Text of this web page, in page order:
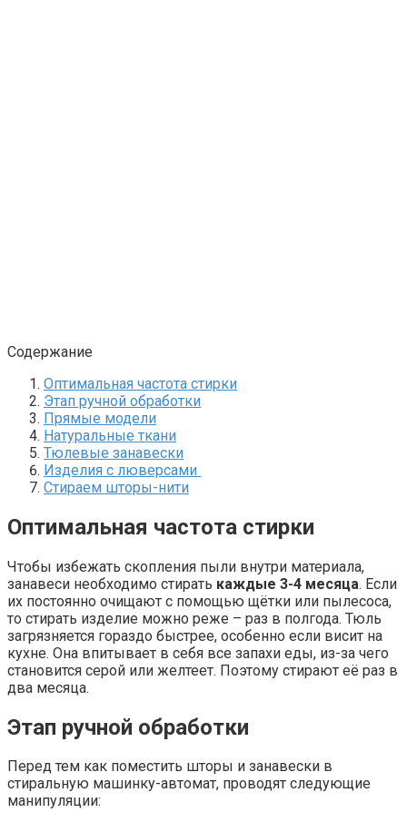
Содержание
Оптимальная частота стирки
Этап ручной обработки
Прямые модели
Натуральные ткани
Тюлевые занавески
Изделия с люверсами
Стираем шторы-нити
Оптимальная частота стирки
Чтобы избежать скопления пыли внутри материала,
занавеси необходимо стирать каждые 3-4 месяца. Если
их постоянно очищают с помощью щётки или пылесоса,
то стирать изделие можно реже – раз в полгода. Тюль
загрязняется гораздо быстрее, особенно если висит на
кухне. Она впитывает в себя все запахи еды, из-за чего
становится серой или желтеет. Поэтому стирают её раз в
два месяца.
Этап ручной обработки
Перед тем как поместить шторы и занавески в
стиральную машинку-автомат, проводят следующие
манипуляции: